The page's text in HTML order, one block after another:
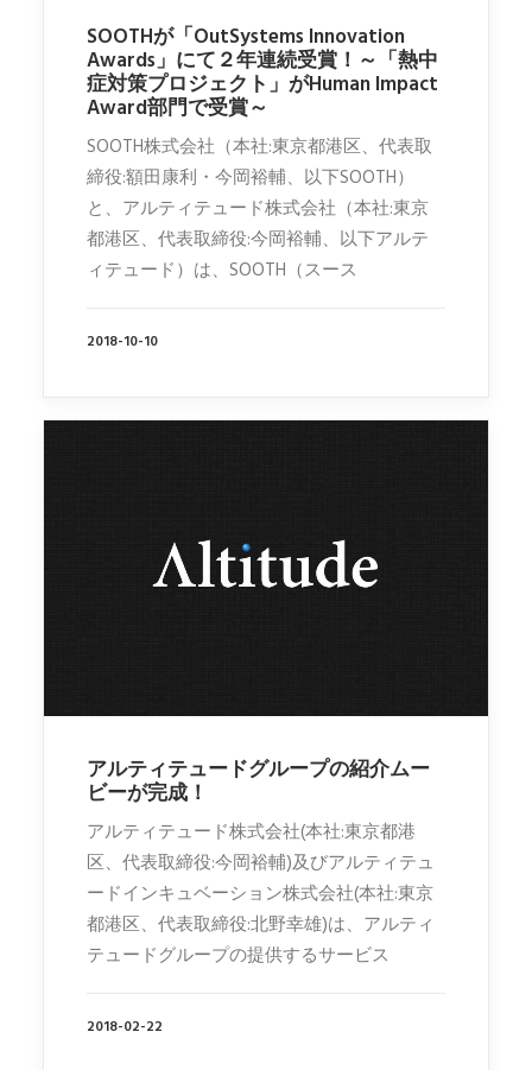
SOOTHが「OutSystems Innovation
Awards」にて２年連続受賞！～「熱中
症対策プロジェクト」がHuman Impact
Award部門で受賞～
SOOTH株式会社（本社:東京都港区、代表取
締役:額田康利・今岡裕輔、以下SOOTH）
と、アルティテュード株式会社（本社:東京
都港区、代表取締役:今岡裕輔、以下アルテ
ィテュード）は、SOOTH（スース
2018-10-10
アルティテュードグループの紹介ムー
ビーが完成！
アルティテュード株式会社(本社:東京都港
区、代表取締役:今岡裕輔)及びアルティテュ
ードインキュベーション株式会社(本社:東京
都港区、代表取締役:北野幸雄)は、アルティ
テュードグループの提供するサービス
2018-02-22